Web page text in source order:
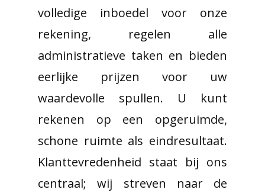
volledige inboedel voor onze
rekening, regelen alle
administratieve taken en bieden
eerlijke prijzen voor uw
waardevolle spullen. U kunt
rekenen op een opgeruimde,
schone ruimte als eindresultaat.
Klanttevredenheid staat bij ons
centraal; wij streven naar de